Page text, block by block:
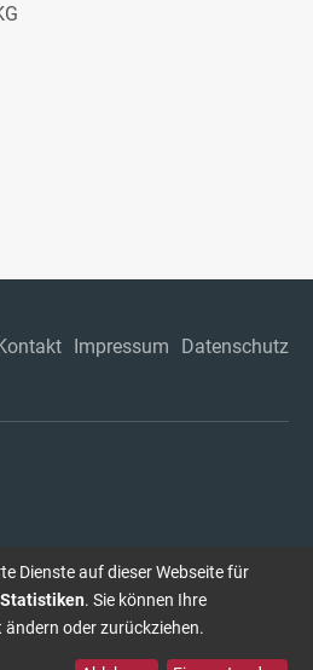
Kontakt Impressum Datenschutz
Dienste auf dieser Webseite für
. Sie können Ihre
oder zurückziehen.